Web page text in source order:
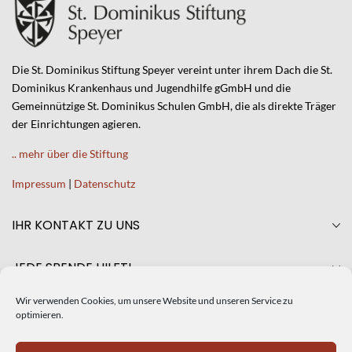
Wir verwenden Cookies, um unsere Website und unseren Service zu
optimieren.
Die St. Dominikus Stiftung Speyer vereint unter ihrem Dach die St.
Dominikus Krankenhaus und Jugendhilfe gGmbH und die
Gemeinnützige St. Dominikus Schulen GmbH, die als direkte Träger
der Einrichtungen agieren.
.. mehr über die Stiftung
Impressum | Datenschutz
IHR KONTAKT ZU UNS
JEDE SPENDE HILFT!
AKTUELLES
CRISTINA DE SILIÓ NEUE GESCHÄFTSFÜHRERIN DER ST.